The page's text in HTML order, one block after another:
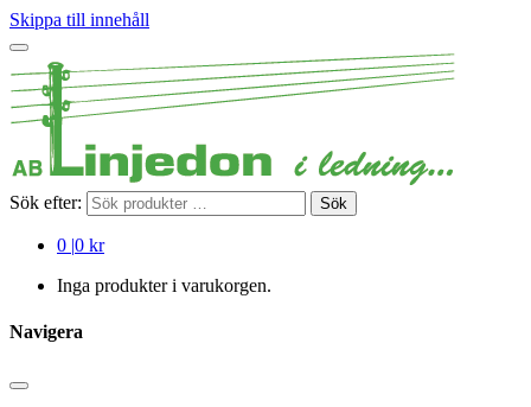
Skippa till innehåll
Sök efter: Sök
0 |0 kr
Inga produkter i varukorgen.
Navigera